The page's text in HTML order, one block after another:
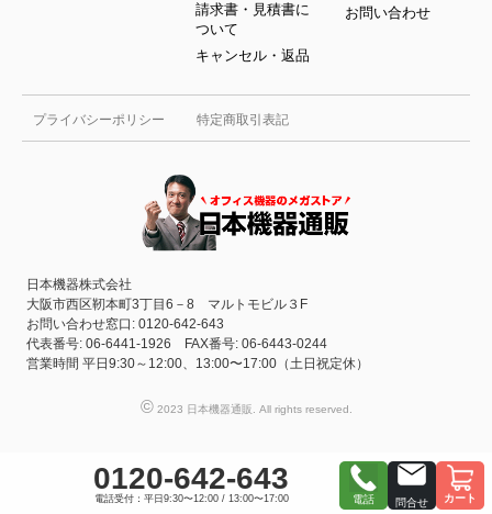
0120-642-643
電話受付：平日9:30〜12:00 / 13:00〜17:00 電話 問合せ カート
プライバシーポリシー 特定商取引表記
日本機器株式会社
大阪市西区靭本町3丁目6－8 マルトモビル３F
お問い合わせ窓口: 0120-642-643
代表番号: 06-6441-1926 FAX番号: 06-6443-0244
営業時間 平日9:30～12:00、13:00〜17:00（土日祝定休）
請求書・見積書に
ついて
キャンセル・返品
お問い合わせ
©2023 日本機器通販. All rights reserved.